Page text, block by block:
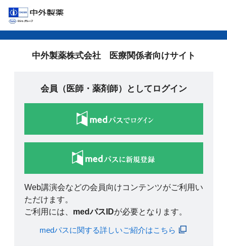
中外製薬株式会社 医療関係者向けサイト
会員（医師・薬剤師）としてログイン
Web講演会などの会員向けコンテンツがご利用い
ただけます。
ご利用には、 medパスIDが必要となります。
medパスに関する詳しいご紹介はこちら